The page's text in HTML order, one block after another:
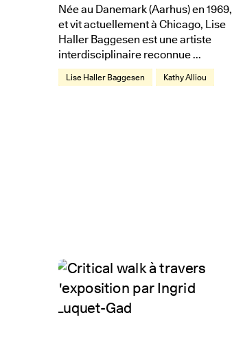
Née au Danemark (Aarhus) en 1969,
et vit actuellement à Chicago, Lise
Haller Baggesen est une artiste
interdisciplinaire reconnue ...
Lise Haller Baggesen Kathy Alliou